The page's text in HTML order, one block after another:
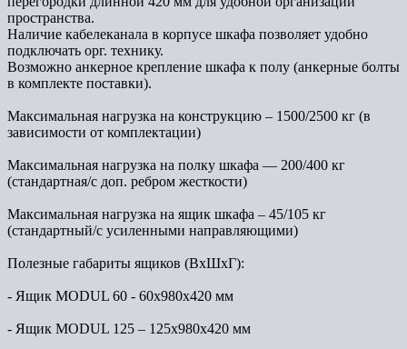
пространства.
Наличие кабелеканала в корпусе шкафа позволяет удобно
подключать орг. технику.
Возможно анкерное крепление шкафа к полу (анкерные болты
в комплекте поставки).
Максимальная нагрузка на конструкцию – 1500/2500 кг (в
зависимости от комплектации)
Максимальная нагрузка на полку шкафа — 200/400 кг
(стандартная/с доп. ребром жесткости)
Максимальная нагрузка на ящик шкафа – 45/105 кг
(стандартный/с усиленными направляющими)
Полезные габариты ящиков (ВxШхГ):
- Ящик MODUL 60 - 60x980x420 мм
- Ящик MODUL 125 – 125x980x420 мм